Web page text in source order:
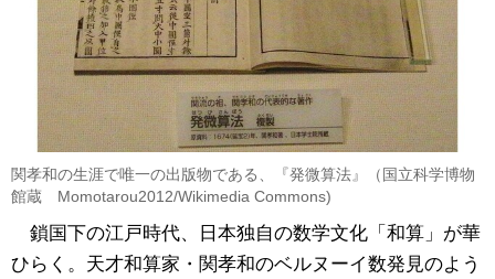
関孝和の生涯で唯一の出版物である、『発微算法』（国立科学博物
館蔵 Momotarou2012/Wikimedia Commons)
鎖国下の江戸時代、日本独自の数学文化「和算」が華
ひらく。天才和算家・関孝和のベルヌーイ数発見のよう